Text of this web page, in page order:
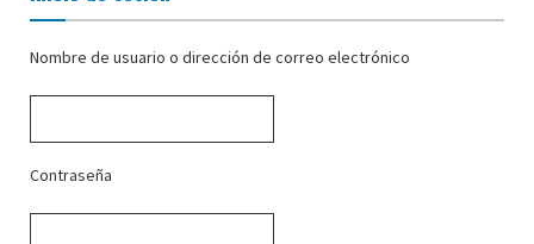
Nombre de usuario o dirección de correo electrónico
Contraseña